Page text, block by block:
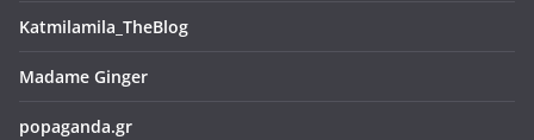
Katmilamila_TheBlog
Madame Ginger
popaganda.gr